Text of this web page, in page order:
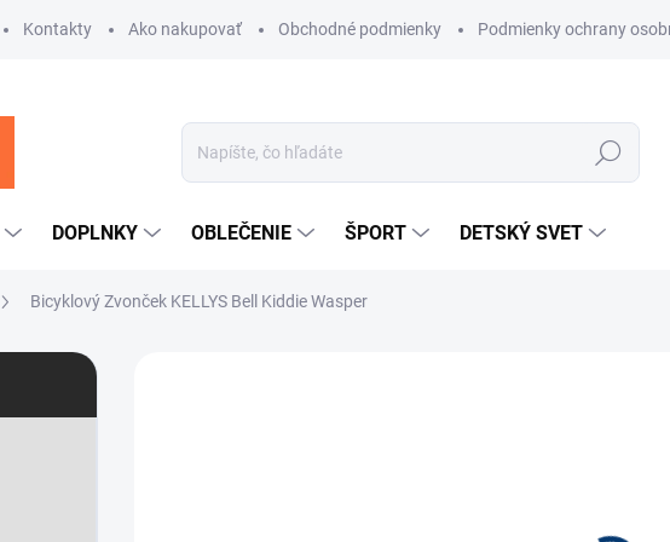
Kontakty Ako nakupovať Obchodné podmienky Podmienky ochrany
Hľadať
DOPLNKY OBLEČENIE ŠPORT DETSKÝ SVET
Bicyklový Zvonček KELLYS Bell Kiddie Wasper